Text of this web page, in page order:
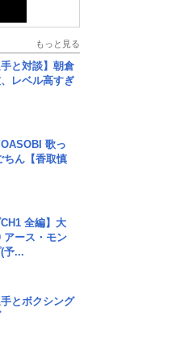
もっと見る
手と対談】朝倉
レベル高すぎ
歌っ
ちん【香取慎
CH1 全編】大
アース・モン
予...
とボクシング